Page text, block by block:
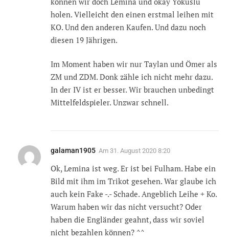
holen. Vielleicht den einen erstmal leihen mit
KO. Und den anderen Kaufen. Und dazu noch
diesen 19 Jährigen.
Im Moment haben wir nur Taylan und Ömer als
ZM und ZDM. Donk zähle ich nicht mehr dazu.
In der IV ist er besser. Wir brauchen unbedingt
Mittelfeldspieler. Unzwar schnell.
galaman1905 Am 31. August 2020 8:20
Ok, Lemina ist weg. Er ist bei Fulham. Habe ein
Bild mit ihm im Trikot gesehen. War glaube ich
auch kein Fake -.- Schade. Angeblich Leihe + Ko.
Warum haben wir das nicht versucht? Oder
haben die Engländer geahnt, dass wir soviel
nicht bezahlen können? ^^